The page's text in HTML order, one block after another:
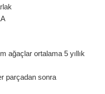
ağaçlar ortalama 5 yıllık
parçadan sonra